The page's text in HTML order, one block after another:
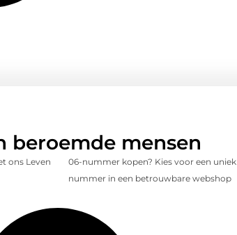
beroemde mensen
ons Leven
06-nummer kopen? Kies voor een uniek
nummer in een betrouwbare webshop